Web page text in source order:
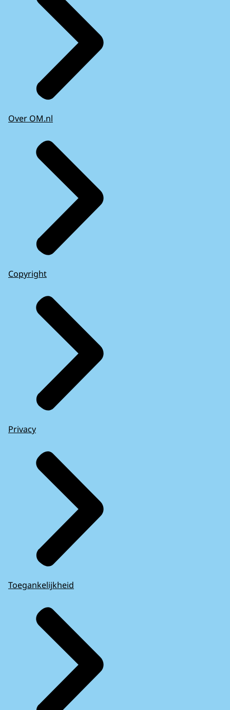
Over OM.nl
Copyright
Privacy
Toegankelijkheid